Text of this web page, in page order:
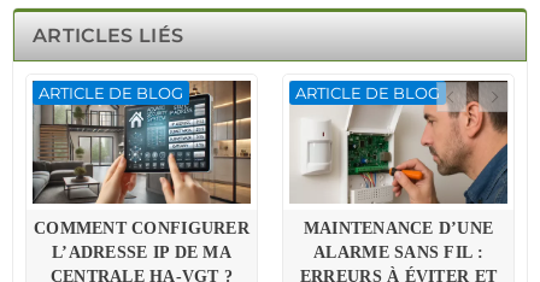
ARTICLES LIÉS
ARTICLE DE BLOG
COMMENT CONFIGURER
L’ADRESSE IP DE MA
CENTRALE HA-VGT ?
ARTICLE DE BLOG
MAINTENANCE D’UNE
ALARME SANS FIL :
ERREURS À ÉVITER ET